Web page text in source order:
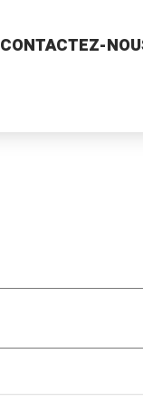
CONTACTEZ-